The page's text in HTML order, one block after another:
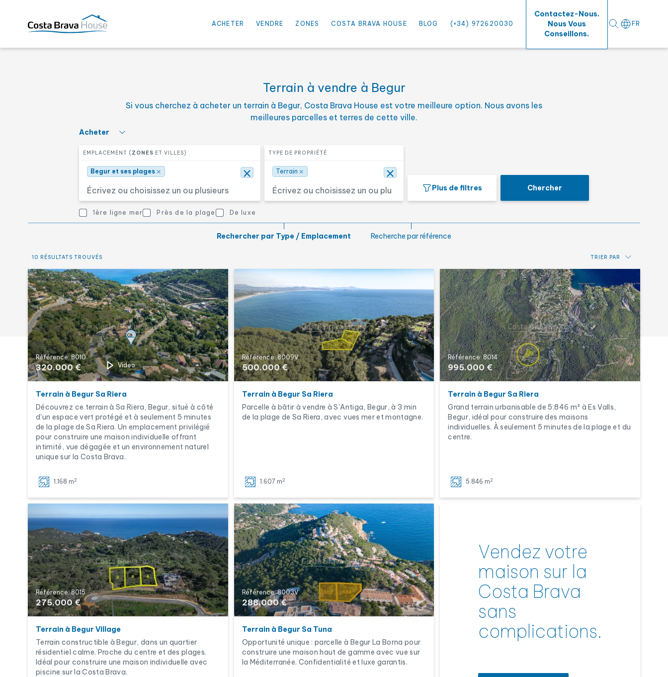
FR
ACHETER VENDRE ZONES COSTA BRAVA HOUSE BLOG (+34) 972620030
Contactez-Nous.
Nous Vous
Conseillons.
Sélectionnez le nombre de chambres Sélectionnez une ou plusieurs surfaces
SURFACE
Autres caractéristiques
AUTRES CARACTÉRISTIQUES
Vue mer
1ère ligne mer
Près de la plage
De luxe
Maison de village
Lic. touristique
Terrain à vendre à Begur
Si vous cherchez à acheter un terrain à Begur, Costa Brava House est votre meilleure option. Nous avons les
meilleures parcelles et terres de cette ville.
Sélectionnez ce qui vous intéresse
Acheter
Sélectionnez une ou plusieurs zones
EMPLACEMENT (ZONES ET VILLES)
Begur et ses plages× ⨯
Sélectionnez le type de propriété
TYPE DE PROPRIÉTÉ
Terrain× ⨯
Plus de filtres Chercher
Autres caractéristiques
1ère ligne mer Près de la plage De luxe
Rechercher par Type / Emplacement Recherche par référence
10 RÉSULTATS TROUVÉS TRIER PAR
Prix: du plus bas au plus haut
Prix: du plus haut au plus bas
Plus récent
Alphabétique par référence
Référence: 8010
320.000 € Video
Terrain à Begur Sa Riera
Découvrez ce terrain à Sa Riera, Begur, situé à côté
d'un espace vert protégé et à seulement 5 minutes
de la plage de Sa Riera. Un emplacement privilégié
pour construire une maison individuelle offrant
intimité, vue dégagée et un environnement naturel
unique sur la Costa Brava.
1.168 m2
Référence: 8009V
500.000 €
Terrain à Begur Sa Riera
Parcelle à bâtir à vendre à S’Antiga, Begur, à 3 min
de la plage de Sa Riera, avec vues mer et montagne.
1.607 m2
Référence: 8014
995.000 €
Terrain à Begur Sa Riera
Grand terrain urbanisable de 5.846 m² à Es Valls,
Begur, idéal pour construire des maisons
individuelles. À seulement 5 minutes de la plage et du
centre.
5.846 m2
Référence: 8015
275.000 €
Terrain à Begur Village
Terrain constructible à Begur, dans un quartier
résidentiel calme. Proche du centre et des plages.
Idéal pour construire une maison individuelle avec
piscine sur la Costa Brava.
Référence: 8003V
288.000 €
Terrain à Begur Sa Tuna
Opportunité unique : parcelle à Begur La Borna pour
construire une maison haut de gamme avec vue sur
la Méditerranée. Confidentialité et luxe garantis.
Vendez votre
maison sur la
Costa Brava
sans
complications.